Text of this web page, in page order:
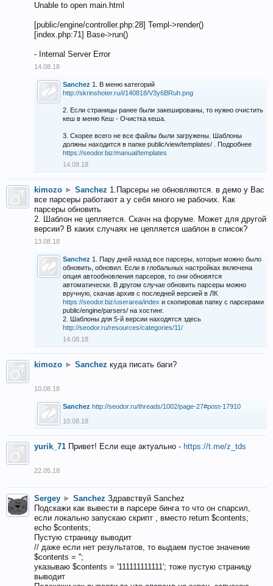
Unable to open main.html
[public/engine/controller.php:28] Templ->render()
[index.php:71] Base->run()
- Internal Server Error
14.08.18
Sanchez 1. В меню категорий
http://skrinshoter.ru/i/140818/V3y6BRuh.png
2. Если страницы ранее были закешированы, то нужно очистить
кеш в меню Кеш - Очистка кеша.
3. Скорее всего не все файлы были загружены. Шаблоны
должны находится в папке public/view/templates/ . Подробнее
https://seodor.biz/manual/templates
14.08.18
kimozo ► Sanchez 1.Парсеры не обновляются. в демо у Вас
все парсеры работают а у себя много не рабочих. Как
парсеры обновить
2. Шаблон не цепляется. Скачн на форуме. Может для другой
версии? В каких случаях не цепляется шаблон в список?
13.08.18
Sanchez 1. Пару дней назад все парсеры, которые можно было
обновить, обновил. Если в глобальных настройках включена
опция автообновления парсеров, то они обновятся
автоматически. В другом случае обновить парсеры можно
вручную, скачав архив с последней версией в ЛК
https://seodor.biz/userarea/index и скопировав папку с парсерами
public/engine/parsers/ на хостинг.
2. Шаблоны для 5-й версии находятся здесь
http://seodor.ru/resources/categories/11/
14.08.18
kimozo ► Sanchez куда писать баги?
10.08.18
Sanchez http://seodor.ru/threads/1002/page-27#post-17910
10.08.18
yurik_71 Привет! Если еще актуально - https://t.me/z_tds
22.05.18
Sergey ► Sanchez Здравствуй Sanchez
Подскажи как вывести в парсере бинга то что он спарсил,
если локально запускаю скрипт , вместо return $contents;
echo $contents;
Пустую страницу выводит
// даже если нет результатов, то выдаем пустое значение
$contents = '';
указываю $contents = '111111111111'; тоже пустую страницу
выводит